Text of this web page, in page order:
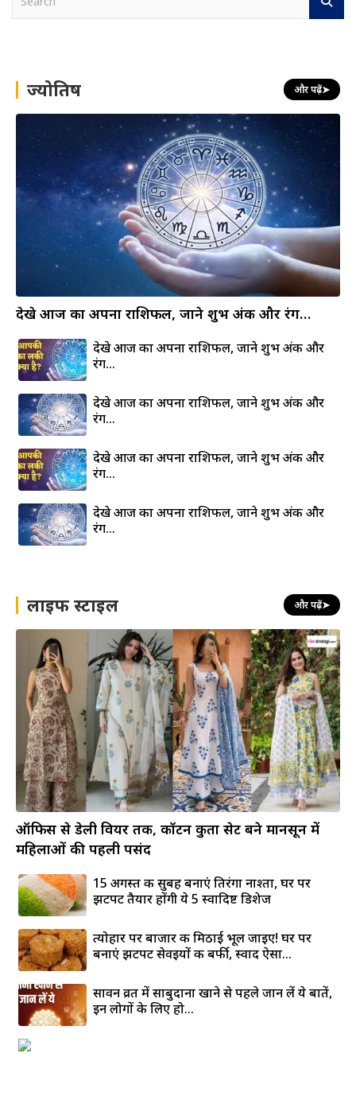
h ज्योतिष और पढ़ें➤
देखे आज का अपना राशिफल, जाने शुभ अंक और रंग…
देखे आज का अपना राशिफल, जाने शुभ अंक और
रंग…
देखे आज का अपना राशिफल, जाने शुभ अंक और
रंग…
देखे आज का अपना राशिफल, जाने शुभ अंक और
रंग…
देखे आज का अपना राशिफल, जाने शुभ अंक और
रंग…
लाइफ स्टाइल और पढ़ें➤
ऑफिस से डेली वियर तक, कॉटन कुर्ता सेट बने मानसून में
महिलाओं की पहली पसंद
15 अगस्त की सुबह बनाएं तिरंगा नाश्ता, घर पर
झटपट तैयार होंगी ये 5 स्वादिष्ट डिशेज
त्योहार पर बाजार की मिठाई भूल जाइए! घर पर
बनाएं झटपट सेवइयों की बर्फी, स्वाद ऐसा...
सावन व्रत में साबुदाना खाने से पहले जान लें ये बातें,
इन लोगों के लिए हो...